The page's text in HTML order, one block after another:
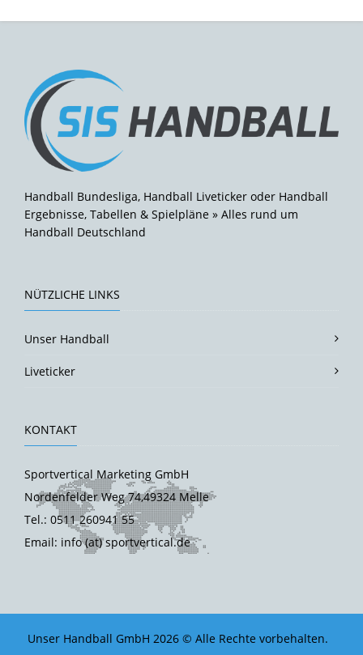
Handball Bundesliga, Handball Liveticker oder Handball
Ergebnisse, Tabellen & Spielpläne » Alles rund um
Handball Deutschland
NÜTZLICHE LINKS
Unser Handball
Liveticker
KONTAKT
Sportvertical Marketing GmbH
Nordenfelder Weg 74,49324 Melle
Tel.: 0511 260941 55
Email: info (at) sportvertical.de
Unser Handball GmbH 2026 © Alle Rechte vorbehalten.